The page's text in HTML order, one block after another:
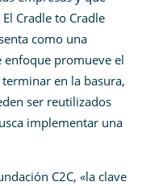
Cradle to Cradle
como una
enfoque promueve el
en la basura,
ser reutilizados
implementar una
C2C, «la clave